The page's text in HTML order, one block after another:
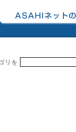
リを